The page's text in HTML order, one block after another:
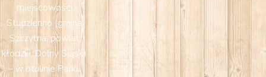
miejscowości
Studzienno (gmina
Szczytna, powiat
kłodzki, Dolny Śląsk)
– w otulinie Parku